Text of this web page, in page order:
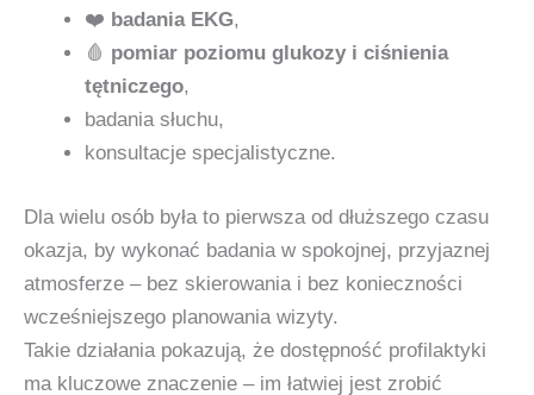
❤️ badania EKG,
🩸 pomiar poziomu glukozy i ciśnienia
tętniczego,
badania słuchu,
konsultacje specjalistyczne.
Dla wielu osób była to pierwsza od dłuższego czasu
okazja, by wykonać badania w spokojnej, przyjaznej
atmosferze – bez skierowania i bez konieczności
wcześniejszego planowania wizyty.
Takie działania pokazują, że dostępność profilaktyki
ma kluczowe znaczenie – im łatwiej jest zrobić